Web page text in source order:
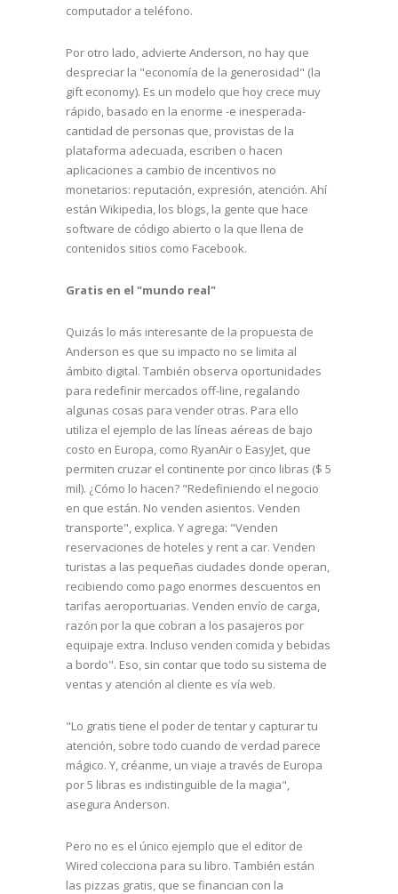
computador a teléfono.
Por otro lado, advierte Anderson, no hay que
despreciar la "economía de la generosidad" (la
gift economy). Es un modelo que hoy crece muy
rápido, basado en la enorme -e inesperada-
cantidad de personas que, provistas de la
plataforma adecuada, escriben o hacen
aplicaciones a cambio de incentivos no
monetarios: reputación, expresión, atención. Ahí
están Wikipedia, los blogs, la gente que hace
software de código abierto o la que llena de
contenidos sitios como Facebook.
Gratis en el "mundo real"
Quizás lo más interesante de la propuesta de
Anderson es que su impacto no se limita al
ámbito digital. También observa oportunidades
para redefinir mercados off-line, regalando
algunas cosas para vender otras. Para ello
utiliza el ejemplo de las líneas aéreas de bajo
costo en Europa, como RyanAir o EasyJet, que
permiten cruzar el continente por cinco libras ($ 5
mil). ¿Cómo lo hacen? "Redefiniendo el negocio
en que están. No venden asientos. Venden
transporte", explica. Y agrega: "Venden
reservaciones de hoteles y rent a car. Venden
turistas a las pequeñas ciudades donde operan,
recibiendo como pago enormes descuentos en
tarifas aeroportuarias. Venden envío de carga,
razón por la que cobran a los pasajeros por
equipaje extra. Incluso venden comida y bebidas
a bordo". Eso, sin contar que todo su sistema de
ventas y atención al cliente es vía web.
"Lo gratis tiene el poder de tentar y capturar tu
atención, sobre todo cuando de verdad parece
mágico. Y, créanme, un viaje a través de Europa
por 5 libras es indistinguible de la magia",
asegura Anderson.
Pero no es el único ejemplo que el editor de
Wired colecciona para su libro. También están
las pizzas gratis, que se financian con la